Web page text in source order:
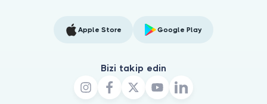
Apple Store Google Play
Bizi takip edin